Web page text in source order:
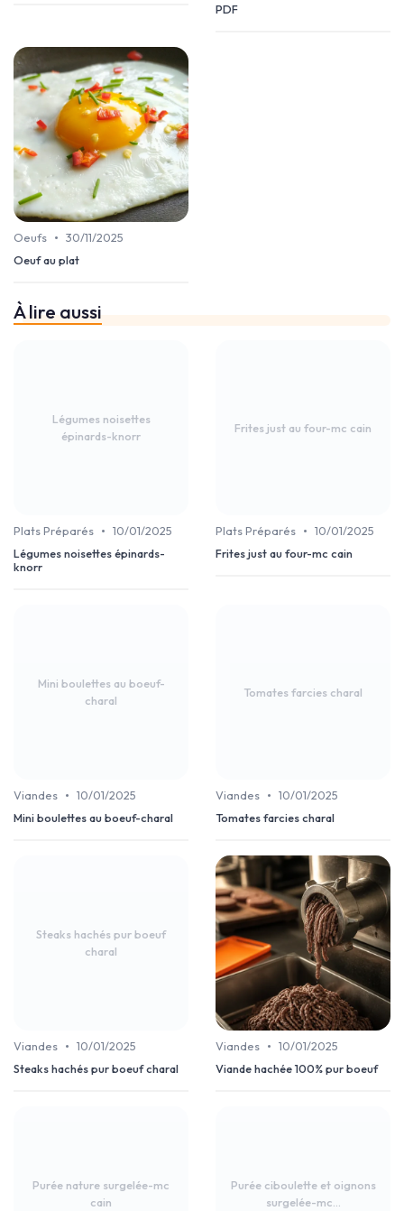
PDF
Oeufs • 30/11/2025
Oeuf au plat
À lire aussi
Légumes noisettes
épinards-knorr
Plats Préparés • 10/01/2025
Légumes noisettes épinards-
knorr
Frites just au four-mc cain
Plats Préparés • 10/01/2025
Frites just au four-mc cain
Mini boulettes au boeuf-
charal
Viandes • 10/01/2025
Mini boulettes au boeuf-charal
Tomates farcies charal
Viandes • 10/01/2025
Tomates farcies charal
Steaks hachés pur boeuf
charal
Viandes • 10/01/2025
Steaks hachés pur boeuf charal
Viandes • 10/01/2025
Viande hachée 100% pur boeuf
Purée nature surgelée-mc
cain
Purée ciboulette et oignons
surgelée-mc...